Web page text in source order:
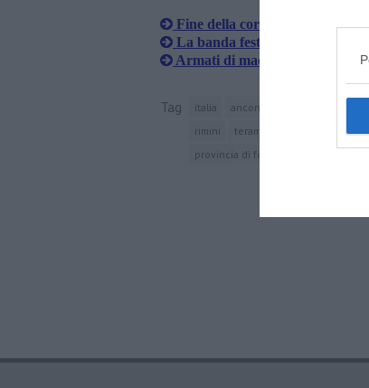
Fine della corsa per i predoni
La banda festante dei furti in
Armati di machete
Tag italia ancona
rimini
teramo
provincia di forlì-cesena